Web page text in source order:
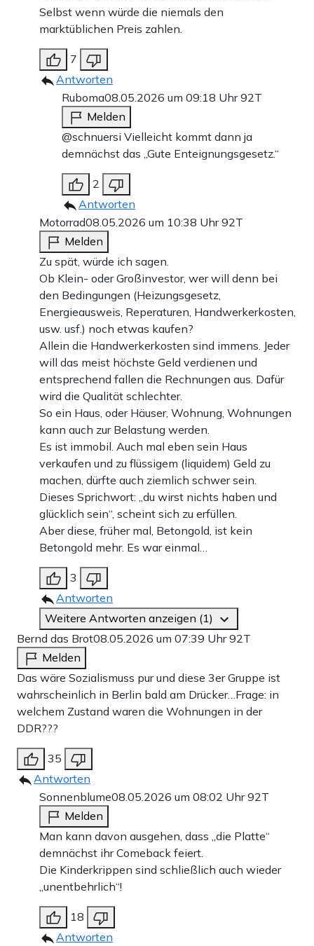
Selbst wenn würde die niemals den
marktüblichen Preis zahlen.
7
Antworten
Ruboma08.05.2026 um 09:18 Uhr92T
Melden
@schnuersi Vielleicht kommt dann ja
demnächst das „Gute Enteignungsgesetz.“
2
Antworten
Motorrad08.05.2026 um 10:38 Uhr92T
Melden
Zu spät, würde ich sagen.
Ob Klein- oder Großinvestor, wer will denn bei
den Bedingungen (Heizungsgesetz,
Energieausweis, Reperaturen, Handwerkerkosten,
usw. usf.) noch etwas kaufen?
Allein die Handwerkerkosten sind immens. Jeder
will das meist höchste Geld verdienen und
entsprechend fallen die Rechnungen aus. Dafür
wird die Qualität schlechter.
So ein Haus, oder Häuser, Wohnung, Wohnungen
kann auch zur Belastung werden.
Es ist immobil. Auch mal eben sein Haus
verkaufen und zu flüssigem (liquidem) Geld zu
machen, dürfte auch ziemlich schwer sein.
Dieses Sprichwort: „du wirst nichts haben und
glücklich sein“, scheint sich zu erfüllen.
Aber diese, früher mal, Betongold, ist kein
Betongold mehr. Es war einmal…
3
Antworten
Weitere Antworten anzeigen (1)
Bernd das Brot08.05.2026 um 07:39 Uhr92T
Melden
Das wäre Sozialismuss pur und diese 3er Gruppe ist
wahrscheinlich in Berlin bald am Drücker…Frage: in
welchem Zustand waren die Wohnungen in der
DDR???
35
Antworten
Sonnenblume08.05.2026 um 08:02 Uhr92T
Melden
Man kann davon ausgehen, dass „die Platte“
demnächst ihr Comeback feiert.
Die Kinderkrippen sind schließlich auch wieder
„unentbehrlich“!
18
Antworten